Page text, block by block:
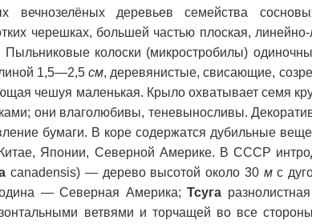
вечнозелёных деревьев семейства
черешках, большей частью плоская, линейно-
колоски (микростробилы)
1,5—2,5см, деревянистые, свисающие,
чешуя маленькая. Крыло охватывает семя
они влаголюбивы, теневыносливы.
бумаги. В коре содержатся дубильные
Японии, Северной Америке. В СССР
canadensis) — дерево высотой около 30 мс
— Северная Америка; Тсуга
ветвями и торчащей во все